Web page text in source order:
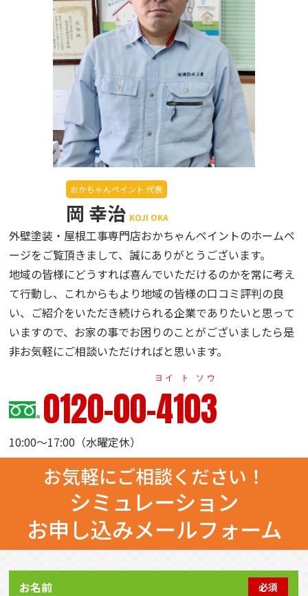
おかちゃんペイント 代表
岡 幸治 KOJI OKA
外壁塗装・屋根工事専門店おかちゃんペイントのホームペ
ージをご覧頂きまして、誠にありがとうございます。
地域の皆様にどうすれば喜んでいただけるのかを常に考え
て行動し、これからもより地域の皆様の口コミ評判の良
い、ご紹介をいただき続けられる企業でありたいと思って
いますので、お家の事でお困りのことがございましたら是
非お気軽にご相談いただければと思います。
0120-00-4103
ヨイ ト ソウ
10:00～17:00（水曜定休）
お気軽にご相談ください！
シミュレーション
お申し込みメールフォーム
お名前 必須